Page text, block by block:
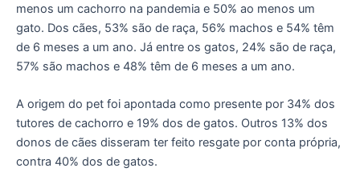
menos um cachorro na pandemia e 50% ao menos um
gato. Dos cães, 53% são de raça, 56% machos e 54% têm
de 6 meses a um ano. Já entre os gatos, 24% são de raça,
57% são machos e 48% têm de 6 meses a um ano.
A origem do pet foi apontada como presente por 34% dos
tutores de cachorro e 19% dos de gatos. Outros 13% dos
donos de cães disseram ter feito resgate por conta própria,
contra 40% dos de gatos.